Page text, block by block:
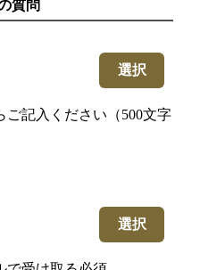
質問
選択
記入ください（500文字
選択